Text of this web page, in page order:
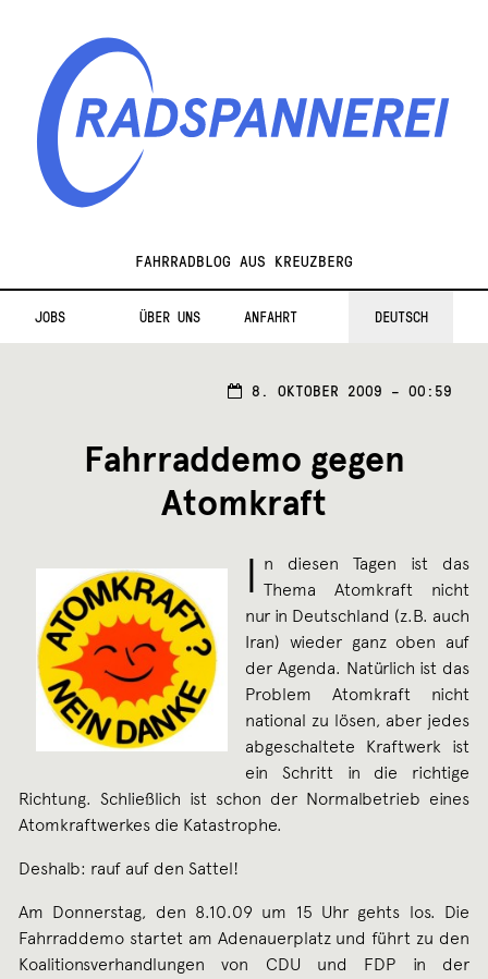
RadspannereiFAHRRADBLOG AUS KREUZBERG
JOBS ÜBER UNS ANFAHRT DEUTSCH
8. OKTOBER 2009 – 00:59
Fahrraddemo gegen
Atomkraft
I n diesen Tagen ist das
Thema Atomkraft nicht
nur in Deutschland (z.B. auch
Iran) wieder ganz oben auf
der Agenda. Natürlich ist das
Problem Atomkraft nicht
national zu lösen, aber jedes
abgeschaltete Kraftwerk ist
ein Schritt in die richtige
Richtung. Schließlich ist schon der Normalbetrieb eines
Atomkraftwerkes die Katastrophe.
Deshalb: rauf auf den Sattel!
Am Donnerstag, den 8.10.09 um 15 Uhr gehts los. Die
Fahrraddemo startet am Adenauerplatz und führt zu den
Koalitionsverhandlungen von CDU und FDP in der